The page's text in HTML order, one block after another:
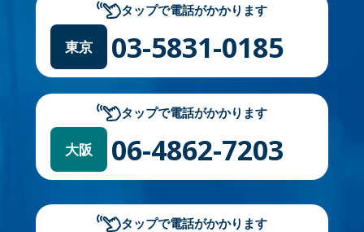
タップで電話がかかります
東京 03-5831-0185
タップで電話がかかります
大阪 06-4862-7203
タップで電話がかかります